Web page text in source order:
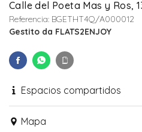
Calle del Poeta Mas y Ros,
Referencia: BGETHT4Q/A000012
Gestito da FLATS2ENJOY
Espacios compartidos
Mapa